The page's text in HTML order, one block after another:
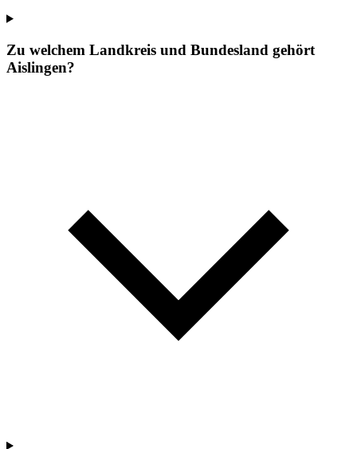
Zu welchem Landkreis und Bundesland gehört
Aislingen?